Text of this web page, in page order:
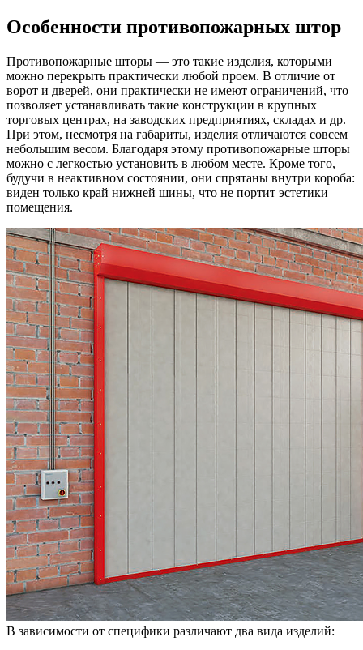
Особенности противопожарных штор
Противопожарные шторы — это такие изделия, которыми
можно перекрыть практически любой проем. В отличие от
ворот и дверей, они практически не имеют ограничений, что
позволяет устанавливать такие конструкции в крупных
торговых центрах, на заводских предприятиях, складах и др.
При этом, несмотря на габариты, изделия отличаются совсем
небольшим весом. Благодаря этому противопожарные шторы
можно с легкостью установить в любом месте. Кроме того,
будучи в неактивном состоянии, они спрятаны внутри короба:
виден только край нижней шины, что не портит эстетики
помещения.
В зависимости от специфики различают два вида изделий: